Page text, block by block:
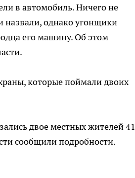
в автомобиль. Ничего не
назвали, однако угонщики
его машину. Об этом
которые поймали двоих
двое местных жителей 41
сообщили подробности.